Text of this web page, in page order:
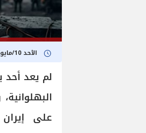
الأحد 10/مايو/2026 - 11:00 ص
لم يعد أحد
على